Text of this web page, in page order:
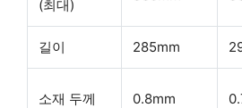
(최대)
길이 285mm
소재 두께 0.8mm